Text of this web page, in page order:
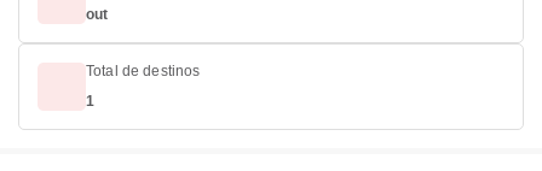
out
Total de destinos
1